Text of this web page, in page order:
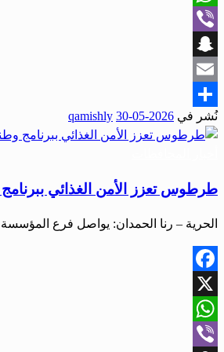
WhatsApp
Viber
Snapchat
Email
Share
نُشر في 2026-05-30
qamishly
طرطوس تعزز الأمن الغذائي
الحرية – رنا الحمدان: يواصل فرع
Facebook
X
WhatsApp